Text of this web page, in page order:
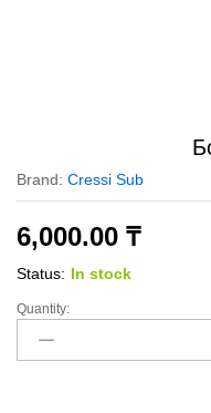
Brand: Cressi Sub
6,000.00 ₸
Status: In stock
Боты
Coral
quantity
Quantity: